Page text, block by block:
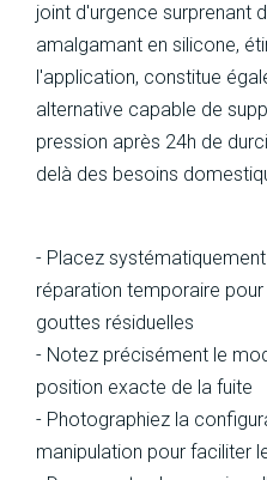
joint d'urgence surprenant
amalgamant en silicone,
l'application, constitue
alternative capable de
pression après 24h de
delà des besoins
- Placez
réparation temporaire
gouttes résiduelles
- Notez précisément le
position exacte de la fuite
- Photographiez la
manipulation pour faciliter